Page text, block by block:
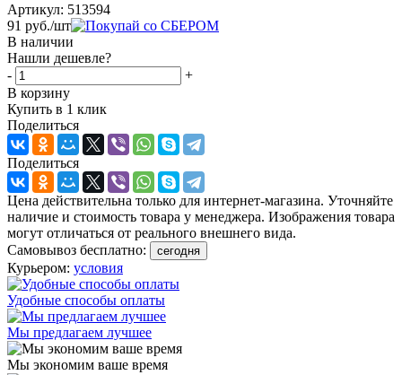
Артикул: 513594
91 руб./шт
В наличии
Нашли дешевле?
-
+
В корзину
Купить в 1 клик
Поделиться
Поделиться
Цена действительна только для интернет-магазина. Уточняйте
наличие и стоимость товара у менеджера. Изображения товара
могут отличаться от реального внешнего вида.
Самовывоз бесплатно:
сегодня
Курьером: условия
Удобные способы оплаты
Мы предлагаем лучшее
Мы экономим ваше время